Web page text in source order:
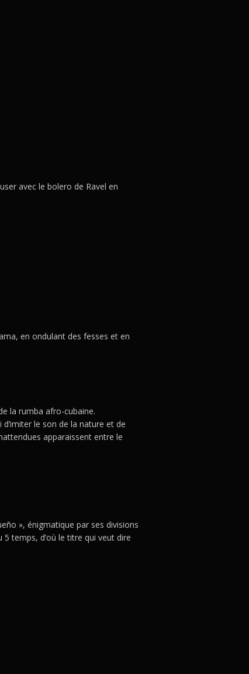
avec le bolero de Ravel en
en ondulant des fesses et en
la rumba afro-cubaine.
le son de la nature et de
apparaissent entre le
», énigmatique par ses divisions
temps, d’où le titre qui veut dire